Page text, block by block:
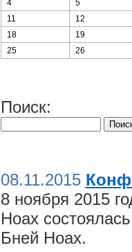
4
5
11
12
18
19
25
26
Поиск:
08.11.2015
8 ноября 2015
Ноах
Бней Ноах.